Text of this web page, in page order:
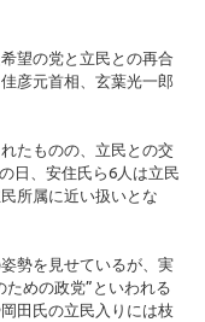
望の党と立民との再合
彦元首相、玄葉光一郎
たものの、立民との交
日、安住氏ら6人は立民
所属に近い扱いとな
勢を見せているが、実
ための政党”といわれる
田氏の立民入りには枝